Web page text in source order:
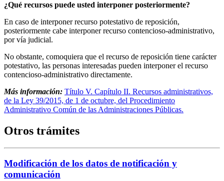
¿Qué recursos puede usted interponer posteriormente?
En caso de interponer recurso potestativo de reposición,
posteriormente cabe interponer recurso contencioso-administrativo,
por vía judicial.
No obstante, comoquiera que el recurso de reposición tiene carácter
potestativo, las personas interesadas pueden interponer el recurso
contencioso-administrativo directamente.
Más información: Título V. Capítulo II. Recursos administrativos,
de la Ley 39/2015, de 1 de octubre, del Procedimiento
Administrativo Común de las Administraciones Públicas.
Otros trámites
Modificación de los datos de notificación y
comunicación